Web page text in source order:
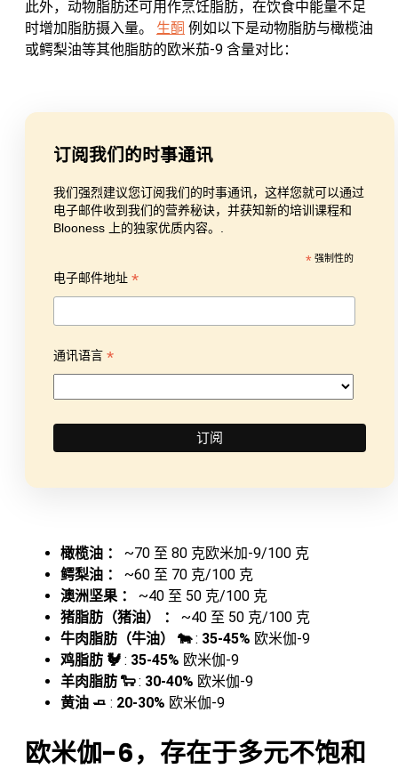
此外，动物脂肪还可用作烹饪脂肪，在饮食中能量不足
时增加脂肪摄入量。 生酮 例如以下是动物脂肪与橄榄油
或鳄梨油等其他脂肪的欧米茄-9 含量对比：
订阅我们的时事通讯
我们强烈建议您订阅我们的时事通讯，这样您就可以通过
电子邮件收到我们的营养秘诀，并获知新的培训课程和
Blooness 上的独家优质内容。.
*强制性的
电子邮件地址 *
通讯语言 *
橄榄油 ：
~70 至 80 克欧米加-9/100 克
鳄梨油 ：
~60 至 70 克/100 克
澳洲坚果 ：
~40 至 50 克/100 克
猪脂肪（猪油） ：
~40 至 50 克/100 克
牛肉脂肪（牛油） 🐄: 35-45% 欧米伽-9
鸡脂肪 🐓 : 35-45% 欧米伽-9
羊肉脂肪 🐑: 30-40% 欧米伽-9
黄油 🧈 : 20-30% 欧米伽-9
欧米伽-6，存在于多元不饱和